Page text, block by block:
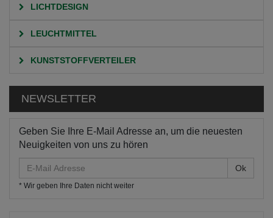
LICHTDESIGN
LEUCHTMITTEL
KUNSTSTOFFVERTEILER
NEWSLETTER
Geben Sie Ihre E-Mail Adresse an, um die neuesten
Neuigkeiten von uns zu hören
Mail
Adresse
* Wir geben Ihre Daten nicht weiter